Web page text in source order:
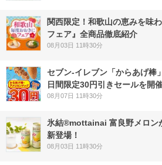
関西限定！和歌山の恵みを味
フェア』全商品徹底紹介
08月03日 11時30分
セブン‐イレブン「からあげ棒
日間限定30円引きセールを開
08月07日 11時30分
氷結®mottainai 富良野メロン
新登場！
08月03日 11時30分